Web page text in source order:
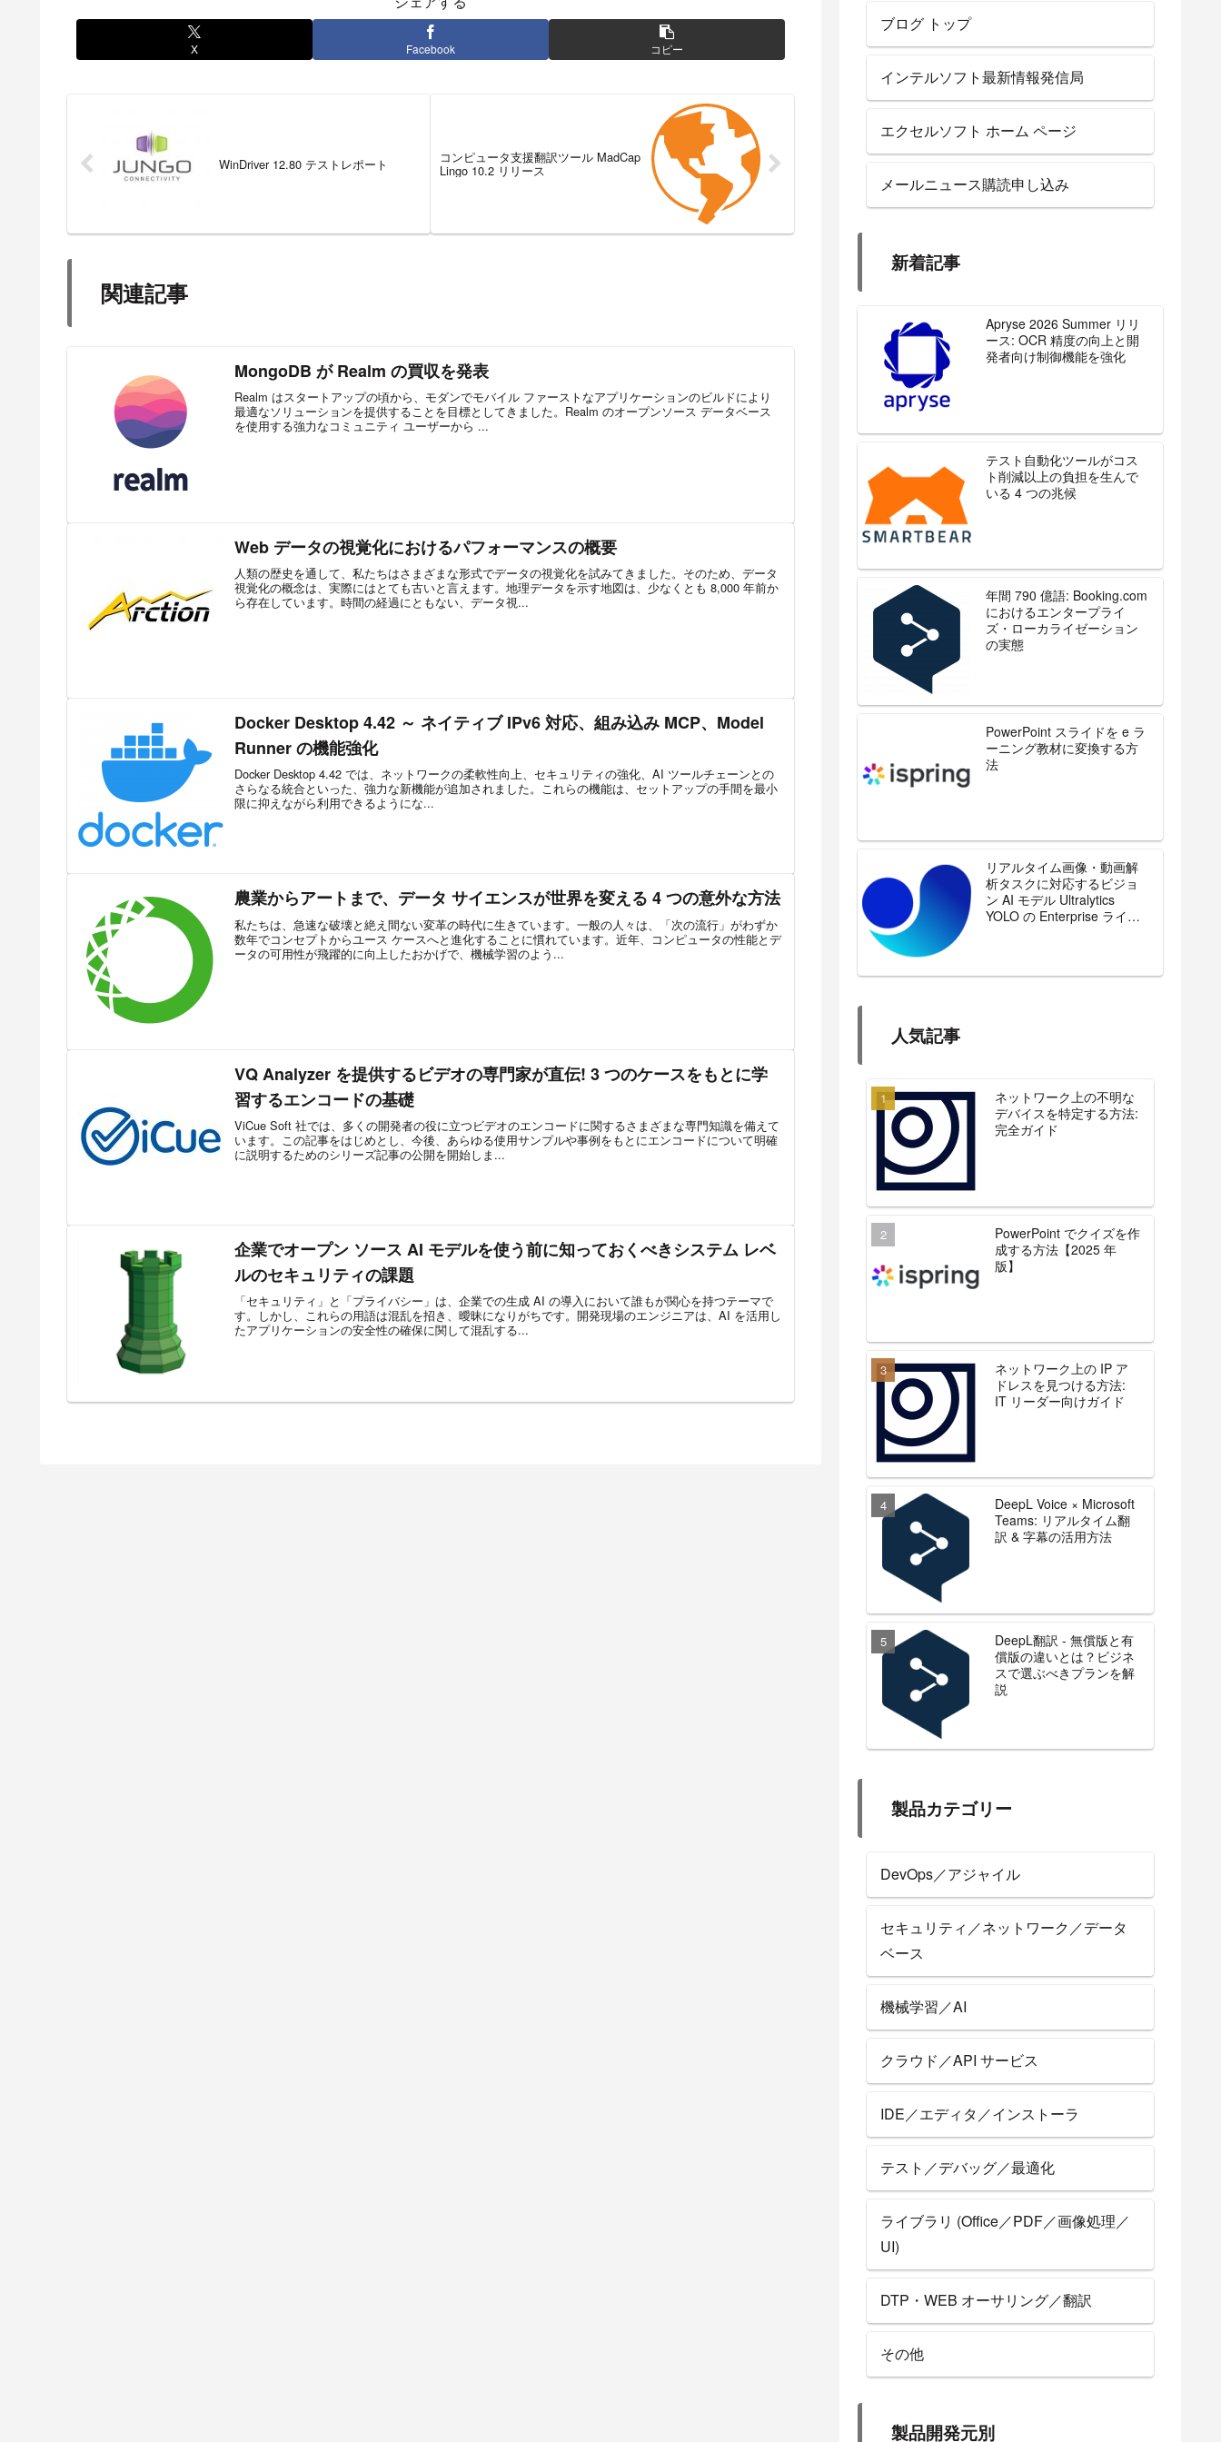
X Facebook コピー
WinDriver 12.80 テストレポート コンピュータ支援翻訳ツール MadCap
Lingo 10.2 リリース
関連記事
MongoDB が Realm の買収を発表
Realm はスタートアップの頃から、モダンでモバイル ファーストなアプリケーションのビルドにより
最適なソリューションを提供することを目標としてきました。Realm のオープンソース データベース
を使用する強力なコミュニティ ユーザーから ...
Web データの視覚化におけるパフォーマンスの概要
人類の歴史を通して、私たちはさまざまな形式でデータの視覚化を試みてきました。そのため、データ
視覚化の概念は、実際にはとても古いと言えます。地理データを示す地図は、少なくとも 8,000 年前か
ら存在しています。時間の経過にともない、データ視...
Docker Desktop 4.42 ～ ネイティブ IPv6 対応、組み込み MCP、Model
Runner の機能強化
Docker Desktop 4.42 では、ネットワークの柔軟性向上、セキュリティの強化、AI ツールチェーンとの
さらなる統合といった、強力な新機能が追加されました。これらの機能は、セットアップの手間を最小
限に抑えながら利用できるようにな...
農業からアートまで、データ サイエンスが世界を変える 4 つの意外な方法
私たちは、急速な破壊と絶え間ない変革の時代に生きています。一般の人々は、「次の流行」がわずか
数年でコンセプトからユース ケースへと進化することに慣れています。近年、コンピュータの性能とデ
ータの可用性が飛躍的に向上したおかげで、機械学習のよう...
VQ Analyzer を提供するビデオの専門家が直伝! 3 つのケースをもとに学
習するエンコードの基礎
ViCue Soft 社では、多くの開発者の役に立つビデオのエンコードに関するさまざまな専門知識を備えて
います。この記事をはじめとし、今後、あらゆる使用サンプルや事例をもとにエンコードについて明確
に説明するためのシリーズ記事の公開を開始しま...
企業でオープン ソース AI モデルを使う前に知っておくべきシステム レベ
ルのセキュリティの課題
「セキュリティ」と「プライバシー」は、企業での生成 AI の導入において誰もが関心を持つテーマで
す。しかし、これらの用語は混乱を招き、曖昧になりがちです。開発現場のエンジニアは、AI を活用し
たアプリケーションの安全性の確保に関して混乱する...
ブログ トップ
インテルソフト最新情報発信局
エクセルソフト ホーム ページ
メールニュース購読申し込み
新着記事
Apryse 2026 Summer リリ
ース: OCR 精度の向上と開
発者向け制御機能を強化
テスト自動化ツールがコス
ト削減以上の負担を生んで
いる 4 つの兆候
年間 790 億語: Booking.com
におけるエンタープライ
ズ・ローカライゼーション
の実態
PowerPoint スライドを e ラ
ーニング教材に変換する方
法
リアルタイム画像・動画解
析タスクに対応するビジョ
ン AI モデル Ultralytics
YOLO の Enterprise ライセ
人気記事
ネットワーク上の不明な
デバイスを特定する方法:
完全ガイド
PowerPoint でクイズを作
成する方法【2025 年
版】
ネットワーク上の IP ア
ドレスを見つける方法:
IT リーダー向けガイド
DeepL Voice × Microsoft
Teams: リアルタイム翻
訳 & 字幕の活用方法
DeepL翻訳 - 無償版と有
償版の違いとは？ビジネ
スで選ぶべきプランを解
説
製品カテゴリー
DevOps／アジャイル
セキュリティ／ネットワーク／データ
ベース
機械学習／AI
クラウド／API サービス
IDE／エディタ／インストーラ
テスト／デバッグ／最適化
ライブラリ (Office／PDF／画像処理／
UI)
DTP・WEB オーサリング／翻訳
その他
製品開発元別